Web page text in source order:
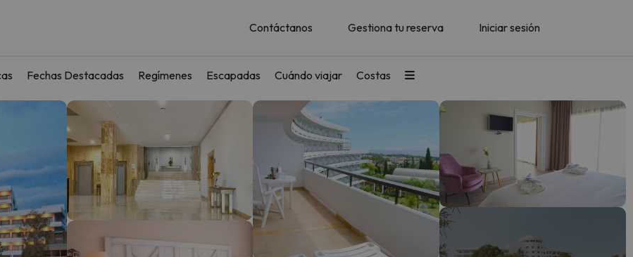
Contáctanos Gestiona tu reserva Iniciar sesión
Fechas Destacadas Regímenes Escapadas Cuándo viajar Costas